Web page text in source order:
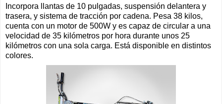
Incorpora llantas de 10 pulgadas, suspensión delantera y
trasera, y sistema de tracción por cadena. Pesa 38 kilos,
cuenta con un motor de 500W y es capaz de circular a una
velocidad de 35 kilómetros por hora durante unos 25
kilómetros con una sola carga. Está disponible en distintos
colores.